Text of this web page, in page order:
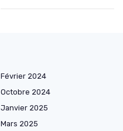
Février 2024
Octobre 2024
Janvier 2025
Mars 2025